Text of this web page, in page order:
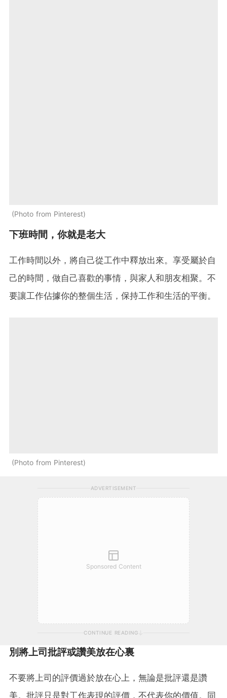
Photo from Pinterest
下班時間，你就是老大
工作時間以外，將自己從工作中釋放出來。享受屬於自
己的時間，做自己喜歡的事情，與家人和朋友相聚。不
要讓工作佔據你的整個生活，保持工作和生活的平衡。
Photo from Pinterest
ADVERTISEMENT
Sponsored Content
CONTINUE READING
別將上司批評或讚美放在心裏
不要將上司的評價過於放在心上，無論是批評還是讚
美。批評只是對工作表現的評價，不代表你的價值。同